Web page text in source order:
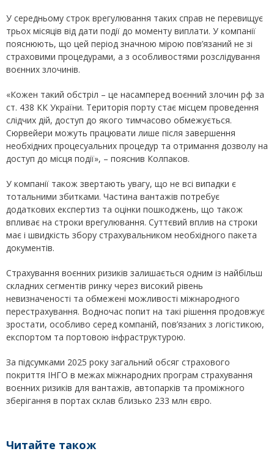
У середньому строк врегулювання таких справ не перевищує
трьох місяців від дати події до моменту виплати. У компанії
пояснюють, що цей період значною мірою пов’язаний не зі
страховими процедурами, а з особливостями розслідування
воєнних злочинів.
«Кожен такий обстріл – це насамперед воєнний злочин рф за
ст. 438 КК України. Територія порту стає місцем проведення
слідчих дій, доступ до якого тимчасово обмежується.
Сюрвейери можуть працювати лише після завершення
необхідних процесуальних процедур та отримання дозволу на
доступ до місця події», – пояснив Колпаков.
У компанії також звертають увагу, що не всі випадки є
тотальними збитками. Частина вантажів потребує
додаткових експертиз та оцінки пошкоджень, що також
впливає на строки врегулювання. Суттєвий вплив на строки
має і швидкість збору страхувальником необхідного пакета
документів.
Страхування воєнних ризиків залишається одним із найбільш
складних сегментів ринку через високий рівень
невизначеності та обмежені можливості міжнародного
перестрахування. Водночас попит на такі рішення продовжує
зростати, особливо серед компаній, пов’язаних з логістикою,
експортом та портовою інфраструктурою.
За підсумками 2025 року загальний обсяг страхового
покриття ІНГО в межах міжнародних програм страхування
воєнних ризиків для вантажів, автопарків та проміжного
зберігання в портах склав близько 233 млн євро.
Читайте також